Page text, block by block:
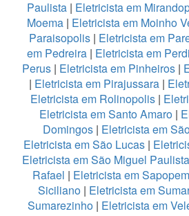
Paulista | Eletricista em
Moema| Eletricista em Moinho
Paraisopolis| Eletricista em
em Pedreira | Eletricista em
Perus| Eletricista em Pinheiros|
| Eletricista em Pirajussara |
Eletricista em Rolinopolis|
Eletricista em Santo Amaro |
Domingos | Eletricista em
Eletricista em São Lucas|
Eletricista em São Miguel Paulista
Rafael | Eletricista em
Siciliano | Eletricista em
Sumarezinho| Eletricista em